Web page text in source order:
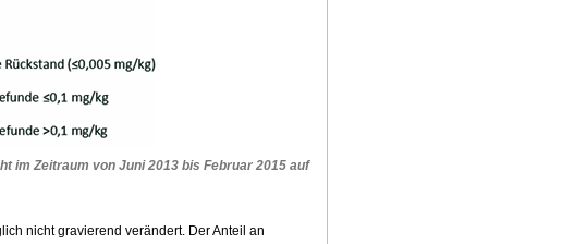
im Zeitraum von Juni 2013 bis Februar 2015 auf
nicht gravierend verändert. Der Anteil an